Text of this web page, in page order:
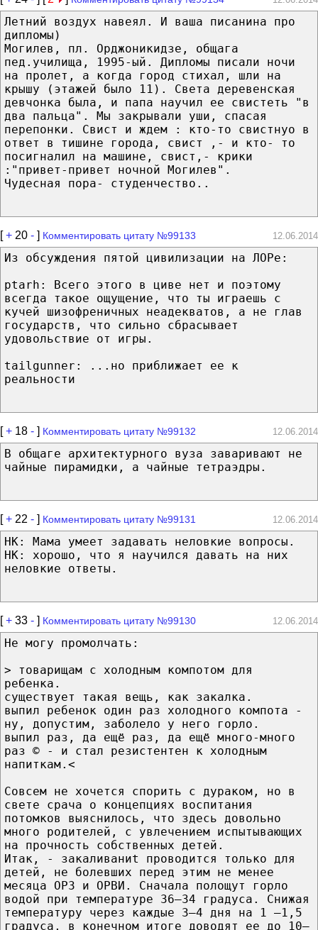
Летний воздух навеял. И ваша писанина про
дипломы)
Могилев, пл. Орджоникидзе, общага
пед.училища, 1995-ый. Дипломы писали ночи
на пролет, а когда город стихал, шли на
крышу (этажей было 11). Света деревенская
девчонка была, и папа научил ее свистеть "в
два пальца". Мы закрывали уши, спасая
перепонки. Свист и ждем : кто-то свистнуо в
ответ в тишине города, свист ,- и кто- то
посигналил на машине, свист,- крики
:"привет-привет ночной Могилев".
Чудесная пора- студенчество..
[+ 20 - ] Комментировать цитату №99133 12.06.2014
Из обсуждения пятой цивилизации на ЛОРе:
ptarh: Всего этого в циве нет и поэтому
всегда такое ощущение, что ты играешь с
кучей шизофреничных неадекватов, а не глав
государств, что сильно сбрасывает
удовольствие от игры.
tailgunner: ...но приближает ее к
реальности
[+ 18 - ] Комментировать цитату №99132 12.06.2014
В общаге архитектурного вуза заваривают не
чайные пирамидки, а чайные тетраэдры.
[+ 22 - ] Комментировать цитату №99131 12.06.2014
НК: Мама умеет задавать неловкие вопросы.
НК: хорошо, что я научился давать на них
неловкие ответы.
[+ 33 - ] Комментировать цитату №99130 12.06.2014
Не могу промолчать:
> товарищам с холодным компотом для
ребенка.
существует такая вещь, как закалка.
выпил ребенок один раз холодного компота -
ну, допустим, заболело у него горло.
выпил раз, да ещё раз, да ещё много-много
раз © - и стал резистентен к холодным
напиткам.<
Совсем не хочется спорить с дураком, но в
свете срача о концепциях воспитания
потомков выяснилось, что здесь довольно
много родителей, с увлечением испытывающих
на прочность собственных детей.
Итак, - закаливаниt проводится только для
детей, не болевших перед этим не менее
месяца ОРЗ и ОРВИ. Сначала полощут горло
водой при температуре 36—34 градуса. Снижая
температуру через каждые 3—4 дня на 1 —1,5
градуса, в конечном итоге доводят ее до 10—